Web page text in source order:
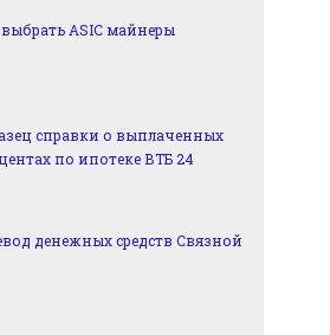
ASIC майнеры
справки о выплаченных
по ипотеке ВТБ 24
денежных средств Связной